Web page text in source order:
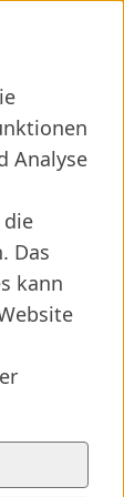
Analyse
Das
kann